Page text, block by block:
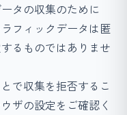
タの収集のために
フィックデータは匿
るものではありませ
で収集を拒否するこ
ザの設定をご確認く